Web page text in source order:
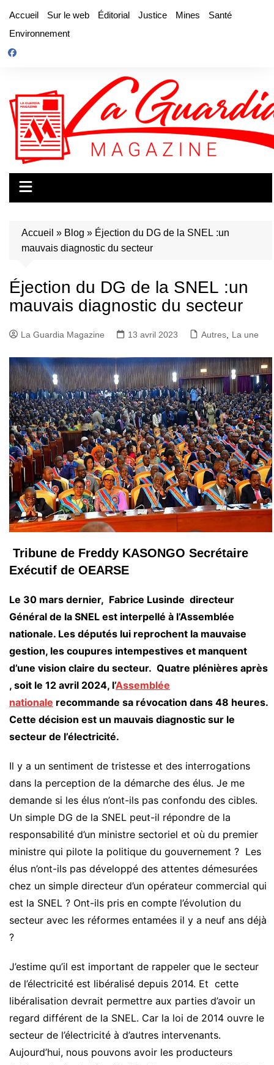
contenu
Accueil Sur le web Éditorial Justice Mines
Santé
Environnement
Accueil » Blog » Éjection du DG de la SNEL :un
mauvais diagnostic du secteur
Éjection du DG de la SNEL :un
mauvais diagnostic du secteur
La Guardia Magazine 13 avril 2023 Autres La une
Tribune de Freddy KASONGO Secrétaire
Exécutif de OEARSE
Le 30 mars dernier, Fabrice Lusinde directeur
Général de la SNEL est interpellé à l’Assemblée
nationale. Les députés lui reprochent la mauvaise
gestion, les coupures intempestives et manquent
d’une vision claire du secteur. Quatre plénières après
, soit le 12 avril 2024, l’Assemblée
nationale recommande sa révocation dans 48 heures.
Cette décision est un mauvais diagnostic sur le
secteur de l’électricité.
Il y a un sentiment de tristesse et des interrogations
dans la perception de la démarche des élus. Je me
demande si les élus n’ont-ils pas confondu des cibles.
Un simple DG de la SNEL peut-il répondre de la
responsabilité d’un ministre sectoriel et où du premier
ministre qui pilote la politique du gouvernement ? Les
élus n’ont-ils pas développé des attentes démesurées
chez un simple directeur d’un opérateur commercial qui
est la SNEL ? Ont-ils pris en compte l’évolution du
secteur avec les réformes entamées il y a neuf ans déjà
?
J’estime qu’il est important de rappeler que le secteur
de l’électricité est libéralisé depuis 2014. Et cette
libéralisation devrait permettre aux parties d’avoir un
regard différent de la SNEL. Car la loi de 2014 ouvre le
secteur de l’électricité à d’autres intervenants.
Aujourd’hui, nous pouvons avoir les producteurs